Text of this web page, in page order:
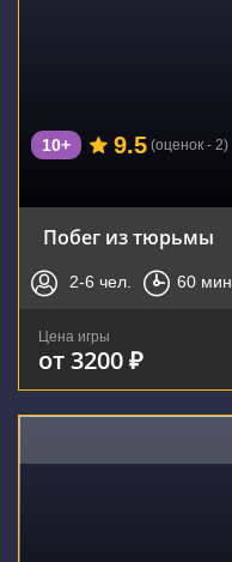
10+ 9.5 (оценок - 2)
Побег из тюрьмы
2-6 чел. 60 мин.
Цена игры
от 3200 ₽